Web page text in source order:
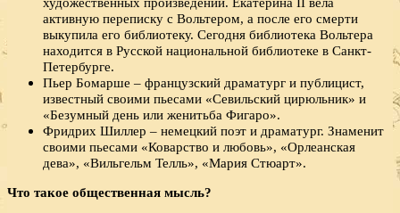
активную переписку с Вольтером, а после его смерти
выкупила его библиотеку. Сегодня библиотека Вольтера
находится в Русской национальной библиотеке в Санкт-
Петербурге.
Пьер Бомарше – французский драматург и публицист,
известный своими пьесами «Севильский цирюльник» и
«Безумный день или женитьба Фигаро».
Фридрих Шиллер – немецкий поэт и драматург. Знаменит
своими пьесами «Коварство и любовь», «Орлеанская
дева», «Вильгельм Телль», «Мария Стюарт».
Что такое общественная мысль?